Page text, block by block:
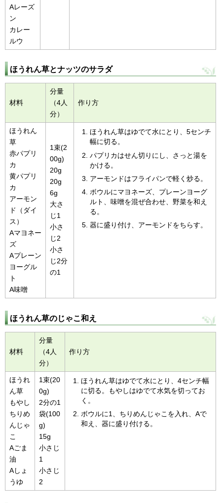
Aレーズ
ン
カレー
ルウ
ほうれん草とナッツのサラダ
材料
分量
（4人
分）
作り方
ほうれん
草
赤パプリ
カ
黄パプリ
カ
アーモン
ド（ダイ
ス）
Aマヨネー
ズ
Aプレーン
ヨーグル
ト
A味噌
1束(2
00g)
20g
20g
6g
大さ
じ1
小さ
じ2
小さ
じ2分
の1
ほうれん草はゆでて水にとり、5センチ
幅に切る。
パプリカはせん切りにし、さっと湯を
かける。
アーモンドはフライパンで軽く炒る。
ボウルにマヨネーズ、プレーンヨーグ
ルト、味噌を混ぜ合わせ、野菜を和え
る。
器に盛り付け、アーモンドをちらす。
ほうれん草のじゃこ和え
材料
分量
（4人
分）
作り方
ほうれ
ん草
もやし
ちりめ
んじゃ
こ
Aごま
油
Aしょ
うゆ
1束(20
0g)
2分の1
袋(100
g)
15g
小さじ
1
小さじ
2
ほうれん草はゆでて水にとり、4センチ幅
に切る。もやしはゆでて水気を切ってお
く。
ボウルに1、ちりめんじゃこを入れ、Aで
和え、器に盛り付ける。